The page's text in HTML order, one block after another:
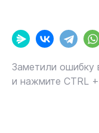
Заметили ошибку
и нажмите CTRL